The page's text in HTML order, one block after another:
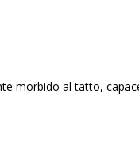
morbido al tatto,